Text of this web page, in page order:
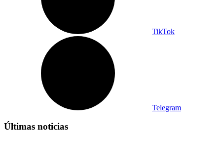
TikTok
Telegram
Últimas noticias